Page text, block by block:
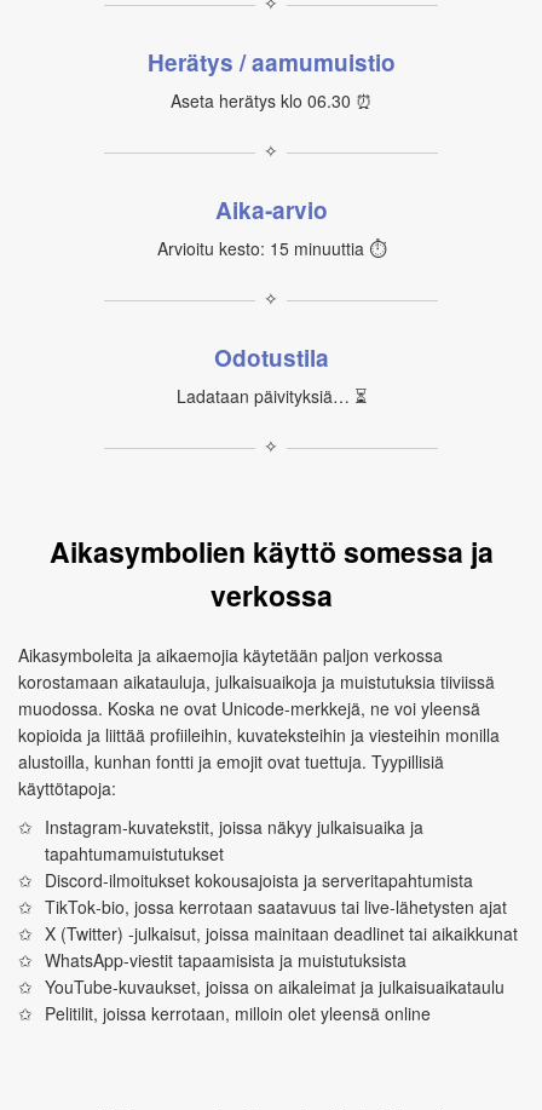
Herätys / aamumuistio
Aseta herätys klo 06.30 ⏰
✧
Aika‑arvio
Arvioitu kesto: 15 minuuttia ⏱
✧
Odotustila
Ladataan päivityksiä… ⏳
✧
Aikasymbolien käyttö somessa ja
verkossa
Aikasymboleita ja aikaemojia käytetään paljon verkossa
korostamaan aikatauluja, julkaisuaikoja ja muistutuksia tiiviissä
muodossa. Koska ne ovat Unicode‑merkkejä, ne voi yleensä
kopioida ja liittää profiileihin, kuvateksteihin ja viesteihin monilla
alustoilla, kunhan fontti ja emojit ovat tuettuja. Tyypillisiä
käyttötapoja:
Instagram‑kuvatekstit, joissa näkyy julkaisuaika ja
tapahtumamuistutukset
Discord‑ilmoitukset kokousajoista ja serveritapahtumista
TikTok‑bio, jossa kerrotaan saatavuus tai live‑lähetysten ajat
X (Twitter) ‑julkaisut, joissa mainitaan deadlinet tai aikaikkunat
WhatsApp‑viestit tapaamisista ja muistutuksista
YouTube‑kuvaukset, joissa on aikaleimat ja julkaisuaikataulu
Pelitilit, joissa kerrotaan, milloin olet yleensä online